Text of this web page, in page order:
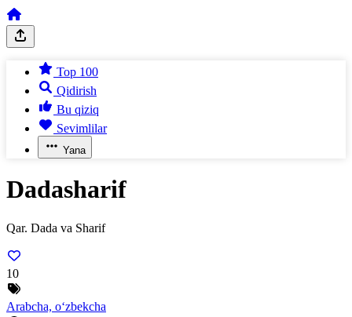
Top 100
Qidirish
Bu qiziq
Sevimlilar
Yana
Dadasharif
Qar. Dada va Sharif
10
Arabcha, o‘zbekcha